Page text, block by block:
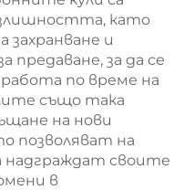
като
и
за да се
по време на
също така
на нови
позволяват на
своите
в